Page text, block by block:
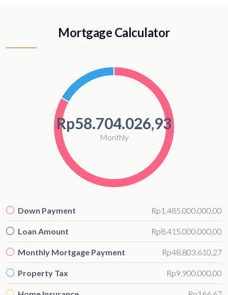
Mortgage Calculator
Rp58.704.026,93
Monthly
Down Payment Rp1.485.000.000,00
Loan Amount Rp8.415.000.000,00
Monthly Mortgage Payment Rp48.803.610,27
Property Tax Rp9.900.000,00